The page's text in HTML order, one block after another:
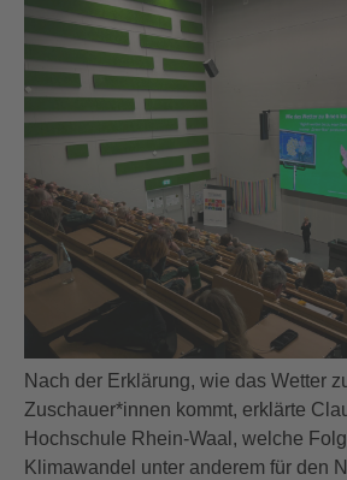
Nach der Erklärung, wie das Wetter
Zuschauer*innen kommt, erklärte
Hochschule Rhein-Waal, welche
Klimawandel unter anderem für den